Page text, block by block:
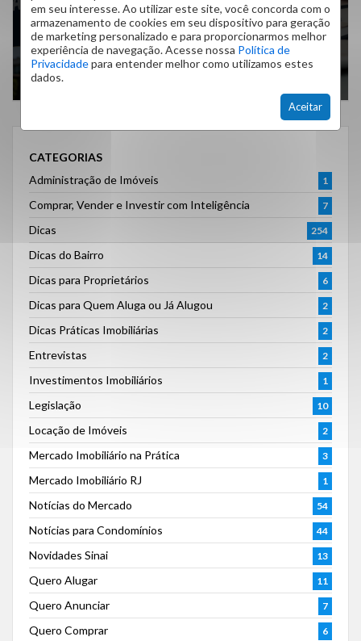
em seu interesse. Ao utilizar este site, você concorda com o
armazenamento de cookies em seu dispositivo para geração
de marketing personalizado e para proporcionarmos melhor
experiência de navegação. Acesse nossa Política de
Privacidadepara entender melhor como utilizamos estes
dados.
Aceitar
está no meu nome?
o mercado de
locação?
CATEGORIAS
Administração de Imóveis
1
Comprar, Vender e Investir com Inteligência 7
Dicas 254
Dicas do Bairro 14
Dicas para Proprietários 6
Dicas para Quem Aluga ou Já Alugou 2
Dicas Práticas Imobiliárias 2
Entrevistas 2
Investimentos Imobiliários 1
Legislação 10
Locação de Imóveis 2
Mercado Imobiliário na Prática 3
Mercado Imobiliário RJ 1
Notícias do Mercado 54
Notícias para Condomínios 44
Novidades Sinai 13
Quero Alugar 11
Quero Anunciar 7
Quero Comprar 6